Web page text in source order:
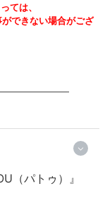
ては、
できない場合がござ
（パトゥ）』